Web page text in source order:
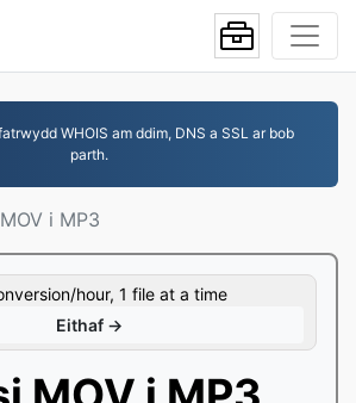
WHOIS am ddim, DNS a SSL ar bob
parth.
MOV i MP3
hour, 1 file at a time
Eithaf →